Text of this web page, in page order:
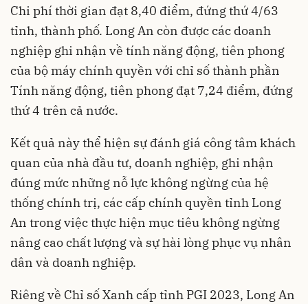
Chi phí thời gian đạt 8,40 điểm, đứng thứ 4/63
tỉnh, thành phố. Long An còn được các doanh
nghiệp ghi nhận về tính năng động, tiên phong
của bộ máy chính quyền với chỉ số thành phần
Tính năng động, tiên phong đạt 7,24 điểm, đứng
thứ 4 trên cả nước.
Kết quả này thể hiện sự đánh giá công tâm khách
quan của nhà đầu tư, doanh nghiệp, ghi nhận
đúng mức những nỗ lực không ngừng của hệ
thống chính trị, các cấp chính quyền tỉnh Long
An trong việc thực hiện mục tiêu không ngừng
nâng cao chất lượng và sự hài lòng phục vụ nhân
dân và doanh nghiệp.
Riêng về Chỉ số Xanh cấp tỉnh PGI 2023, Long An